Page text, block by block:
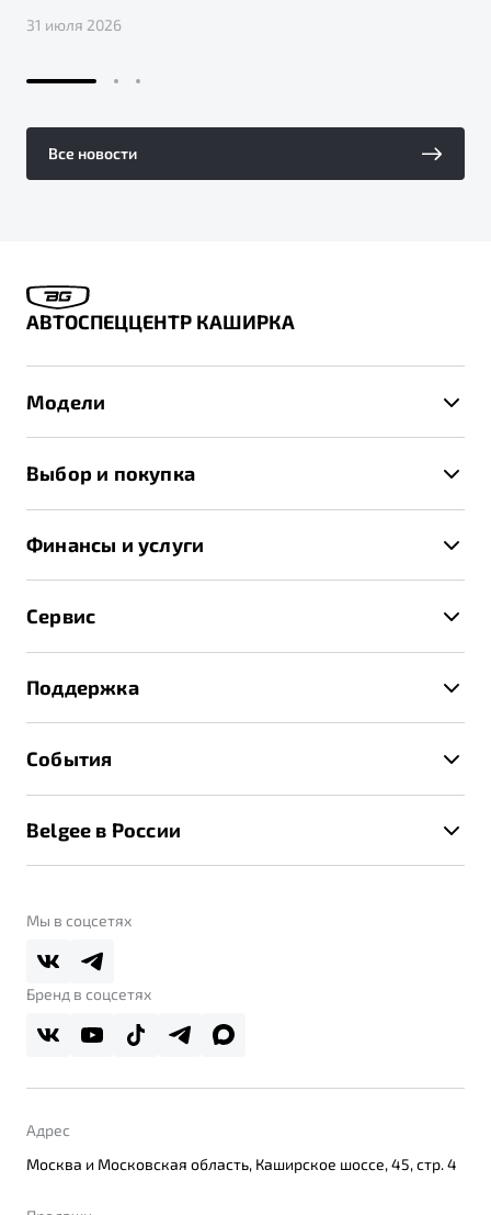
31 июля 2026
Все новости
АВТОСПЕЦЦЕНТР КАШИРКА
Модели
X70
Выбор и покупка
Спецпредложения и Акции
Записаться на тест-драйв
Получить предложение
Финансы и услуги
Трейд-ин
Страхование
Расчет КАСКО
Сервис
Руководство по эксплуатации
Техническое обслуживание
Калькулятор ТО
Поддержка
Помощь на дорогах
Belgee Линк
Belgee Плюс
Реферальная программа
События
Контакты
Belgee в России
О дилерском центре
Правовая информация
Мы в соцсетях
Бренд в соцсетях
Адрес
Москва и Московская область, Каширское шоссе, 45, стр. 4